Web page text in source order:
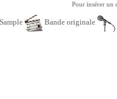
Pour insérer un
Sample Bande originale